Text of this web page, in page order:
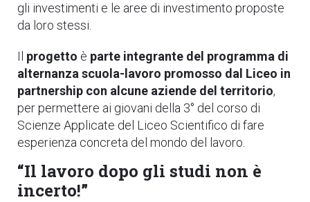
gli investimenti e le aree di investimento proposte
da loro stessi.
Il progetto è parte integrante del programma di
alternanza scuola-lavoro promosso dal Liceo in
partnership con alcune aziende del territorio,
per permettere ai giovani della 3° del corso di
Scienze Applicate del Liceo Scientifico di fare
esperienza concreta del mondo del lavoro.
“Il lavoro dopo gli studi non è
incerto!”